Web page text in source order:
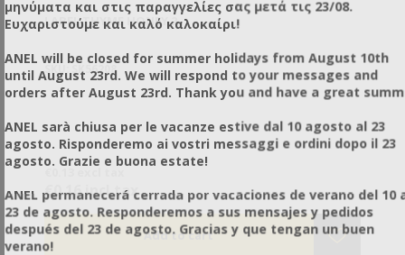
LABEL THYME HONEY 2
SKU: SK56208
€0.16 incl tax
μηνύματα και στις παραγγελίες σας μετά τις 23/08.
Ευχαριστούμε και καλό καλοκαίρι!
ANEL will be closed for summer holidays from August 10th
until August 23rd. We will respond to your messages and
orders after August 23rd. Thank you and have a great
ANEL sarà chiusa per le vacanze estive dal 10 agosto al 23
agosto. Risponderemo ai vostri messaggi e ordini dopo il 23
agosto. Grazie e buona estate!
ANEL permanecerá cerrada por vacaciones de verano del 10
23 de agosto. Responderemos a sus mensajes y pedidos
después del 23 de agosto. Gracias y que tengan un buen
verano!